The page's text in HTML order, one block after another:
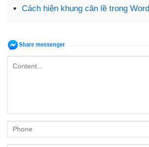
Cách hiện khung căn lề trong Word